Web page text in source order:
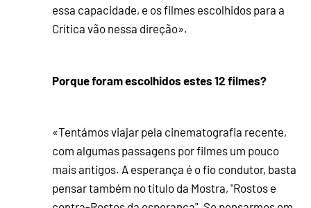
essa capacidade, e os filmes escolhidos para a
Crítica vão nessa direção».
Porque foram escolhidos estes 12 filmes?
«Tentámos viajar pela cinematografia recente,
com algumas passagens por filmes um pouco
mais antigos. A esperança é o fio condutor, basta
pensar também no título da Mostra, "Rostos e